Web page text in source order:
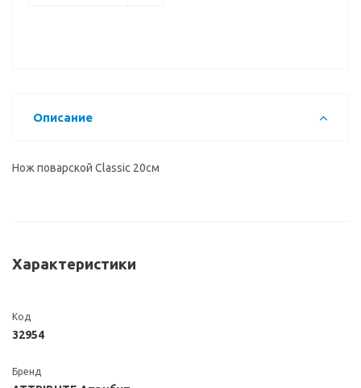
Описание
Нож поварской Classic 20см
Характеристики
Код
32954
Бренд